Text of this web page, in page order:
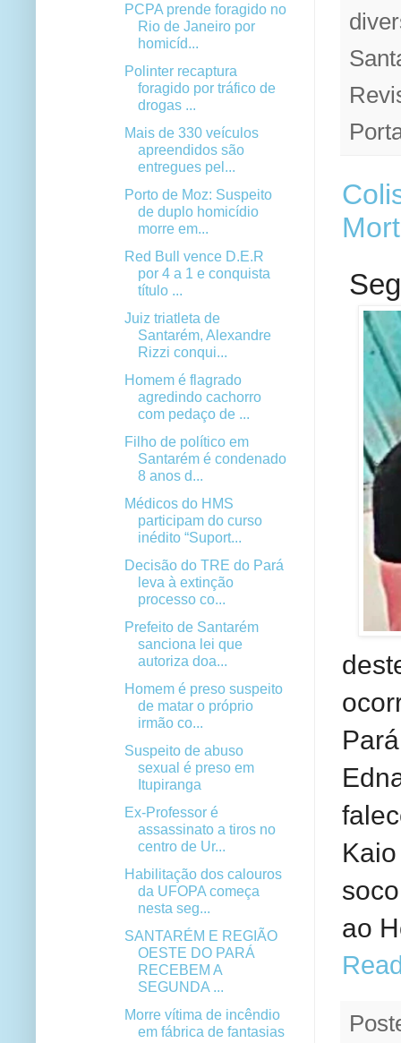
ao
PCPA prende foragido no
Rio de Janeiro por
homicíd...
Polinter recaptura
foragido por tráfico de
drogas ...
Mais de 330 veículos
apreendidos são
entregues pel...
Porto de Moz: Suspeito
de duplo homicídio
morre em...
Red Bull vence D.E.R
por 4 a 1 e conquista
título ...
Juiz triatleta de
Santarém, Alexandre
Rizzi conqui...
Homem é flagrado
agredindo cachorro
com pedaço de ...
Filho de político em
Santarém é condenado
8 anos d...
Médicos do HMS
participam do curso
inédito “Suport...
Decisão do TRE do Pará
leva à extinção
processo co...
Prefeito de Santarém
sanciona lei que
autoriza doa...
Homem é preso suspeito
de matar o próprio
irmão co...
Suspeito de abuso
sexual é preso em
Itupiranga
Ex-Professor é
assassinato a tiros no
centro de Ur...
Habilitação dos calouros
da UFOPA começa
nesta seg...
SANTARÉM E REGIÃO
OESTE DO PARÁ
RECEBEM A
SEGUNDA ...
Morre vítima de incêndio
em fábrica de fantasias